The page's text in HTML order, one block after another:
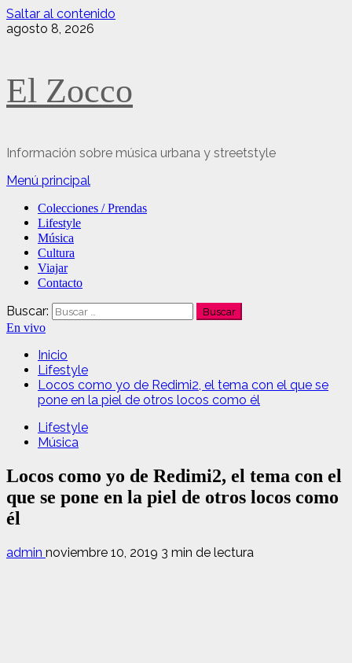
Saltar al contenido
agosto 8, 2026
El Zocco
Información sobre música urbana y streetstyle
Menú principal
Colecciones / Prendas
Lifestyle
Música
Cultura
Viajar
Contacto
Buscar:
En vivo
Inicio
Lifestyle
Locos como yo de Redimi2, el tema con el que se
pone en la piel de otros locos como él
Lifestyle
Música
Locos como yo de Redimi2, el tema con el
que se pone en la piel de otros locos como
él
admin noviembre 10, 2019 3 min de lectura